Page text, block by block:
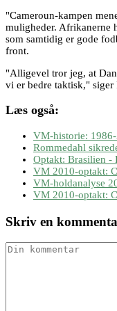
"Cameroun-kampen
muligheder. Afrikanerne
som samtidig er gode
front.
"Alligevel tror jeg, at
vi er bedre taktisk,"
Læs også:
VM-historie:
Rommedahl
Optakt: Brasilien -
VM 2010-optakt:
VM-holdanalyse
VM 2010-optakt:
Skriv en